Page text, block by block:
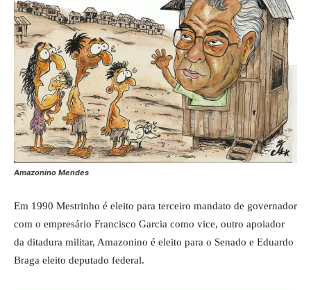
Amazonino Mendes
Em 1990 Mestrinho é eleito para terceiro mandato de governador
com o empresário Francisco Garcia como vice, outro apoiador
da ditadura militar, Amazonino é eleito para o Senado e Eduardo
Braga eleito deputado federal.